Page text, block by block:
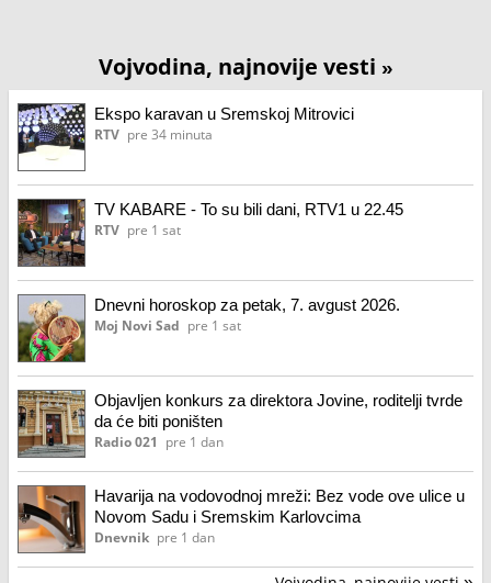
Vojvodina, najnovije vesti »
Ekspo karavan u Sremskoj Mitrovici
RTV pre 34 minuta
TV KABARE - To su bili dani, RTV1 u 22.45
RTV pre 1 sat
Dnevni horoskop za petak, 7. avgust 2026.
Moj Novi Sad pre 1 sat
Objavljen konkurs za direktora Jovine, roditelji tvrde
da će biti poništen
Radio 021 pre 1 dan
Havarija na vodovodnoj mreži: Bez vode ove ulice u
Novom Sadu i Sremskim Karlovcima
Dnevnik pre 1 dan